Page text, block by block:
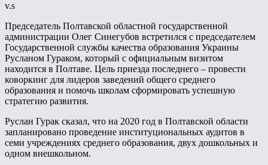
v.s
Председатель Полтавской областной государственной
администрации Олег Синегубов встретился с председателем
Государственной службы качества образования Украины
Русланом Гураком, который с официальным визитом
находится в Полтаве. Цель приезда последнего – провести
коворкинг для лидеров заведений общего среднего
образования и помочь школам сформировать успешную
стратегию развития.
Руслан Гурак сказал, что на 2020 год в Полтавской области
запланировано проведение институциональных аудитов в
семи учреждениях среднего образования, двух дошкольных и
одном внешкольном.